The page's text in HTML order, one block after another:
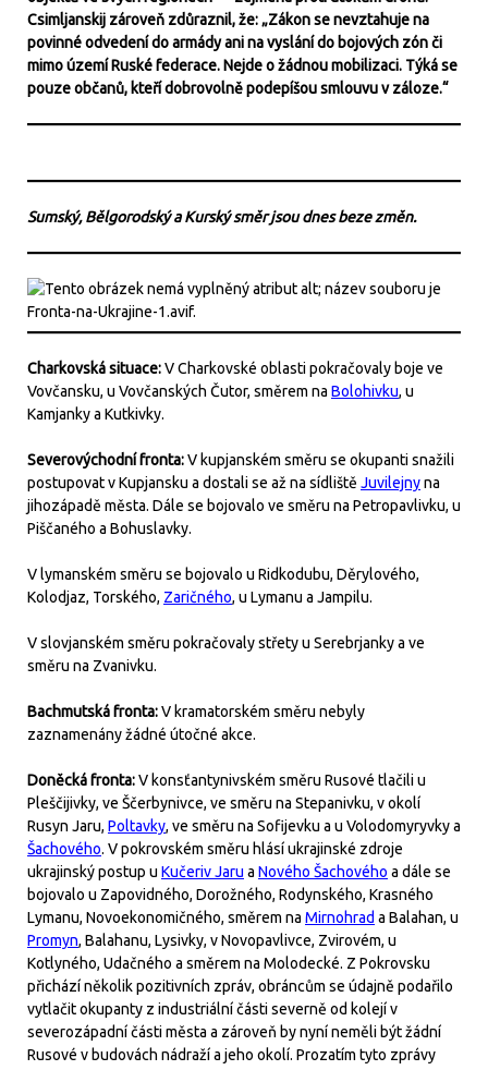
Csimljanskij zároveň zdůraznil, že: „Zákon se nevztahuje na
povinné odvedení do armády ani na vyslání do bojových zón či
mimo území Ruské federace. Nejde o žádnou mobilizaci. Týká se
pouze občanů, kteří dobrovolně podepíšou smlouvu v záloze.“
Sumský, Bělgorodský a Kurský směr jsou dnes beze změn.
Charkovská situace:V Charkovské oblasti pokračovaly boje ve
Vovčansku, u Vovčanských Čutor, směrem na Bolohivku, u
Kamjanky a Kutkivky.
Severovýchodní fronta:V kupjanském směru se okupanti snažili
postupovat v Kupjansku a dostali se až na sídliště Juvilejnyna
jihozápadě města. Dále se bojovalo ve směru na Petropavlivku, u
Piščaného a Bohuslavky.
V lymanském směru se bojovalo u Ridkodubu, Děrylového,
Kolodjaz, Torského, Zaričného, u Lymanu a Jampilu.
V slovjanském směru pokračovaly střety u Serebrjanky a ve
směru na Zvanivku.
Bachmutská fronta:V kramatorském směru nebyly
zaznamenány žádné útočné akce.
Doněcká fronta:V konsťantynivském směru Rusové tlačili u
Pleščijivky, ve Ščerbynivce, ve směru na Stepanivku, v okolí
Rusyn Jaru, Poltavky, ve směru na Sofijevku a u Volodomyryvky a
Šachového. V pokrovském směru hlásí ukrajinské zdroje
ukrajinský postup u Kučeriv Jaru a Nového Šachového a dále se
bojovalo u Zapovidného, Dorožného, Rodynského, Krasného
Lymanu, Novoekonomičného, směrem na Mirnohrad a Balahan, u
Promyn, Balahanu, Lysivky, v Novopavlivce, Zvirovém, u
Kotlyného, Udačného a směrem na Molodecké. Z Pokrovsku
přichází několik pozitivních zpráv, obráncům se údajně podařilo
vytlačit okupanty z industriální části severně od kolejí v
severozápadní části města a zároveň by nyní neměli být žádní
Rusové v budovách nádraží a jeho okolí. Prozatím tyto zprávy